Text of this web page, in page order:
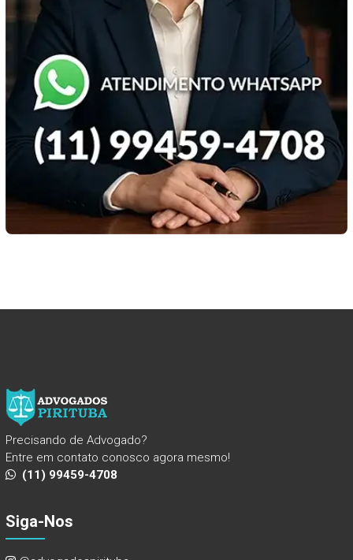
Precisando de Advogado?
Entre em contato conosco agora mesmo!
(11) 99459-4708
Siga-Nos